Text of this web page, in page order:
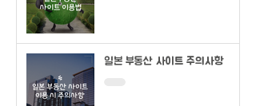
일본 부동산 사이트 주의사항